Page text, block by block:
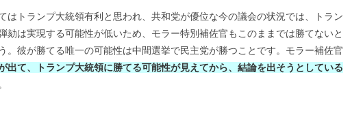
はトランプ大統領有利と思われ、共和党が優位な今の議会の状況では、トラン
劾は実現する可能性が低いため、モラー特別補佐官もこのままでは勝てないと
。彼が勝てる唯一の可能性は中間選挙で民主党が勝つことです。モラー補佐官
出て、トランプ大統領に勝てる可能性が見えてから、結論を出そうとしている